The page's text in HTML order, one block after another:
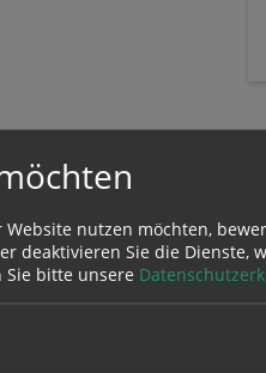
, um diesen
nutzen möchten,
deaktivieren Sie die Dienste,
Sie bitte unsere